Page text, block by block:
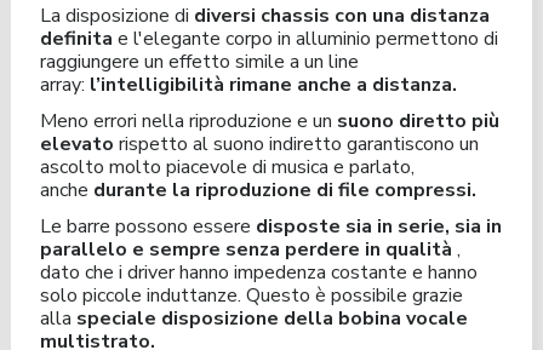
La disposizione di diversi chassis con una distanza
definita e l'elegante corpo in alluminio permettono di
raggiungere un effetto simile a un line
array: l’intelligibilità rimane anche a distanza.
Meno errori nella riproduzione e un suono diretto più
elevato rispetto al suono indiretto garantiscono un
ascolto molto piacevole di musica e parlato,
anche durante la riproduzione di file compressi.
Le barre possono essere disposte sia in serie, sia in
parallelo e sempre senza perdere in qualità ,
dato che i driver hanno impedenza costante e hanno
solo piccole induttanze. Questo è possibile grazie
alla speciale disposizione della bobina vocale
multistrato.